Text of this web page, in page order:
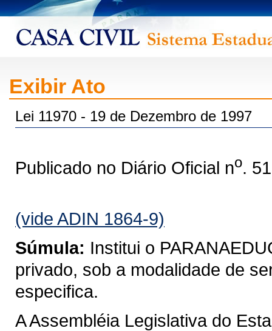
Exibir Ato
Lei 11970 - 19 de Dezembro de 1997
Publicado no Diário Oficial no.
(vide ADIN 1864-9)
Súmula: Institui o
privado, sob a modalidade de
especifica.
A Assembléia Legislativa do